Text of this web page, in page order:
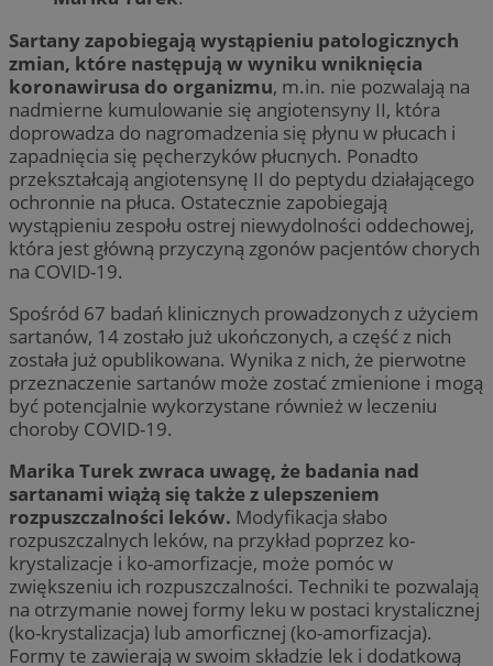
Sartany zapobiegają wystąpieniu patologicznych
zmian, które następują w wyniku wniknięcia
koronawirusa do organizmu, m.in. nie pozwalają na
nadmierne kumulowanie się angiotensyny II, która
doprowadza do nagromadzenia się płynu w płucach i
zapadnięcia się pęcherzyków płucnych. Ponadto
przekształcają angiotensynę II do peptydu działającego
ochronnie na płuca. Ostatecznie zapobiegają
wystąpieniu zespołu ostrej niewydolności oddechowej,
która jest główną przyczyną zgonów pacjentów chorych
na COVID-19.
Spośród 67 badań klinicznych prowadzonych z użyciem
sartanów, 14 zostało już ukończonych, a część z nich
została już opublikowana. Wynika z nich, że pierwotne
przeznaczenie sartanów może zostać zmienione i mogą
być potencjalnie wykorzystane również w leczeniu
choroby COVID-19.
Marika Turek zwraca uwagę, że badania nad
sartanami wiążą się także z ulepszeniem
rozpuszczalności leków. Modyfikacja słabo
rozpuszczalnych leków, na przykład poprzez ko-
krystalizacje i ko-amorfizacje, może pomóc w
zwiększeniu ich rozpuszczalności. Techniki te pozwalają
na otrzymanie nowej formy leku w postaci krystalicznej
(ko-krystalizacja) lub amorficznej (ko-amorfizacja).
Formy te zawierają w swoim składzie lek i dodatkową